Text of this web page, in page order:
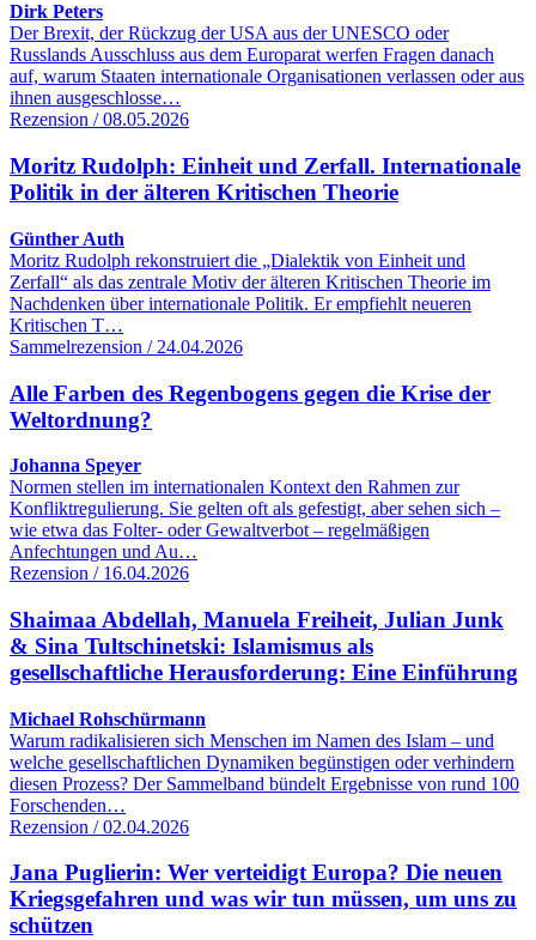
Dirk Peters
Der Brexit, der Rückzug der USA aus der UNESCO oder
Russlands Ausschluss aus dem Europarat werfen Fragen danach
auf, warum Staaten internationale Organisationen verlassen oder aus
ihnen ausgeschlosse…
Rezension / 08.05.2026
Moritz Rudolph: Einheit und Zerfall. Internationale
Politik in der älteren Kritischen Theorie
Günther Auth
Moritz Rudolph rekonstruiert die „Dialektik von Einheit und
Zerfall“ als das zentrale Motiv der älteren Kritischen Theorie im
Nachdenken über internationale Politik. Er empfiehlt neueren
Kritischen T…
Sammelrezension / 24.04.2026
Alle Farben des Regenbogens gegen die Krise der
Weltordnung?
Johanna Speyer
Normen stellen im internationalen Kontext den Rahmen zur
Konfliktregulierung. Sie gelten oft als gefestigt, aber sehen sich –
wie etwa das Folter- oder Gewaltverbot – regelmäßigen
Anfechtungen und Au…
Rezension / 16.04.2026
Shaimaa Abdellah, Manuela Freiheit, Julian Junk
& Sina Tultschinetski: Islamismus als
gesellschaftliche Herausforderung: Eine Einführung
Michael Rohschürmann
Warum radikalisieren sich Menschen im Namen des Islam – und
welche gesellschaftlichen Dynamiken begünstigen oder verhindern
diesen Prozess? Der Sammelband bündelt Ergebnisse von rund 100
Forschenden…
Rezension / 02.04.2026
Jana Puglierin: Wer verteidigt Europa? Die neuen
Kriegsgefahren und was wir tun müssen, um uns zu
schützen